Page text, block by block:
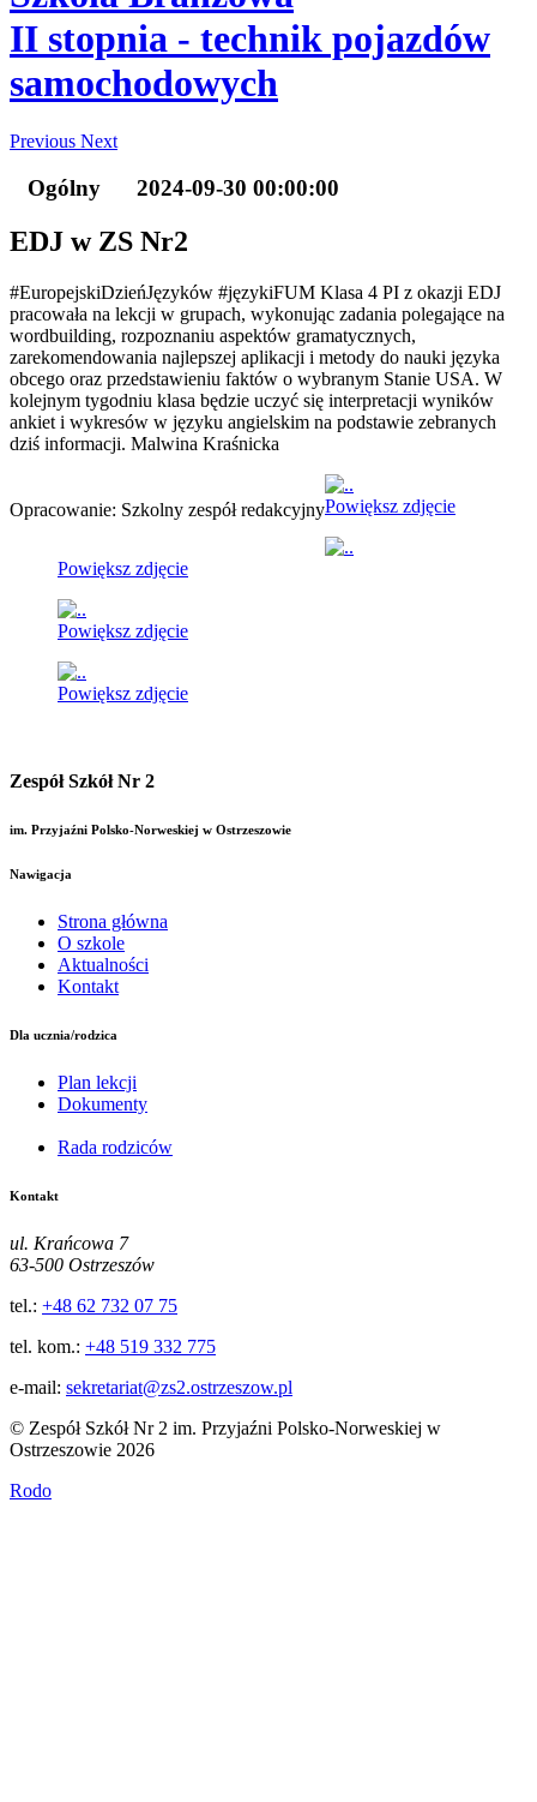
II stopnia - technik pojazdów
samochodowych
Previous Next
Ogólny 2024-09-30 00:00:00
EDJ w ZS Nr2
#EuropejskiDzieńJęzyków #językiFUM Klasa 4 PI z okazji EDJ
pracowała na lekcji w grupach, wykonując zadania polegające na
wordbuilding, rozpoznaniu aspektów gramatycznych,
zarekomendowania najlepszej aplikacji i metody do nauki języka
obcego oraz przedstawieniu faktów o wybranym Stanie USA. W
kolejnym tygodniu klasa będzie uczyć się interpretacji wyników
ankiet i wykresów w języku angielskim na podstawie zebranych
dziś informacji. Malwina Kraśnicka
Opracowanie: Szkolny zespół redakcyjnyPowiększ zdjęcie
Powiększ zdjęcie
Powiększ zdjęcie
Powiększ zdjęcie
Zespół Szkół Nr 2
im. Przyjaźni Polsko-Norweskiej w Ostrzeszowie
Nawigacja
Strona główna
O szkole
Aktualności
Kontakt
Dla ucznia/rodzica
Plan lekcji
Dokumenty
Rada rodziców
Kontakt
ul. Krańcowa 7
63-500 Ostrzeszów
tel.: +48 62 732 07 75
tel. kom.: +48 519 332 775
e-mail: sekretariat@zs2.ostrzeszow.pl
© Zespół Szkół Nr 2 im. Przyjaźni Polsko-Norweskiej w
Ostrzeszowie 2026
Rodo